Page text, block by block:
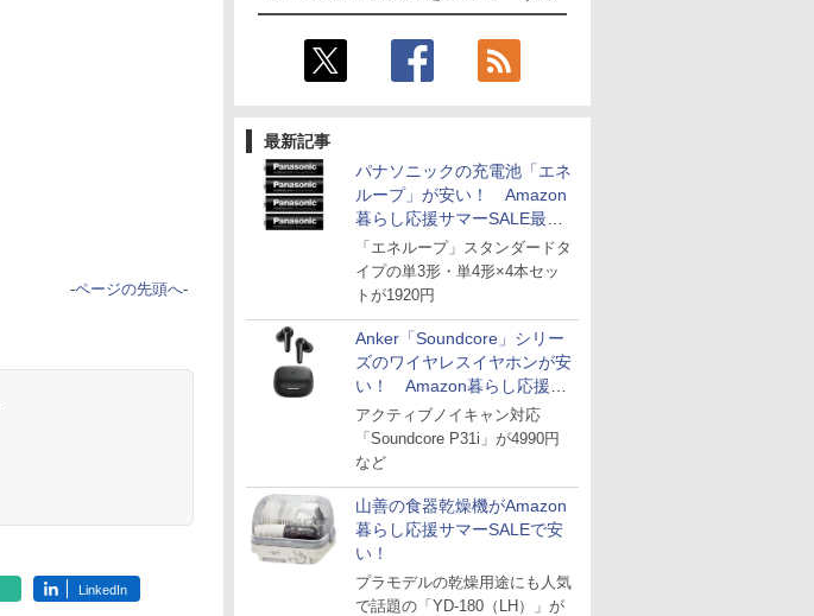
最新記事
パナソニックの充電池「エネ
ループ」が安い！ Amazon
暮らし応援サマーSALE最終
日
「エネループ」スタンダードタ
イプの単3形・単4形×4本セッ
トが1920円
Anker「Soundcore」シリー
ズのワイヤレスイヤホンが安
い！ Amazon暮らし応援サ
マーSALE
アクティブノイキャン対応
「Soundcore P31i」が4990円
など
山善の食器乾燥機がAmazon
暮らし応援サマーSALEで安
い！
プラモデルの乾燥用途にも人気
で話題の「YD-180（LH）」が
-ページの先頭へ-
LinkedIn